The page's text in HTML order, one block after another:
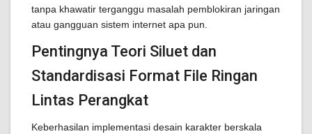
tanpa khawatir terganggu masalah pemblokiran jaringan
atau gangguan sistem internet apa pun.
Pentingnya Teori Siluet dan
Standardisasi Format File Ringan
Lintas Perangkat
Keberhasilan implementasi desain karakter berskala